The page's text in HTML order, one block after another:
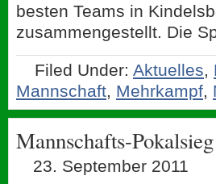
besten Teams in
zusammengestellt. Die
Filed Under: Aktuelles,
Mannschaft, Mehrkampf,
Mannschafts-
23. September 2011